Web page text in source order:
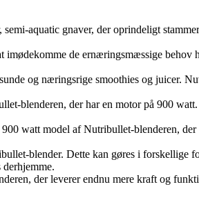
aquatic gnaver, der oprindeligt
de ernæringsmæssige
og næringsrige smoothies og juicer.
blenderen, der har en motor på 900
watt model af Nutribullet-blenderen,
blender. Dette kan gøres i
der leverer endnu mere kraft og